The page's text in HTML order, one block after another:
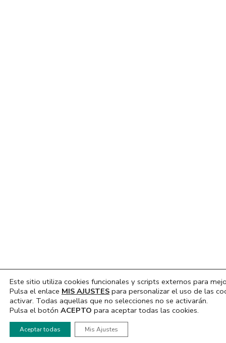
Este sitio utiliza cookies funcionales y scripts externos para
Pulsa el enlace MIS AJUSTES para personalizar el uso de las
activar. Todas aquellas que no selecciones no se activarán.
Pulsa el botón ACEPTO para aceptar todas las cookies.
Aceptar todas Mis Ajustes
Hola, ¿En que podemos ayudarte?